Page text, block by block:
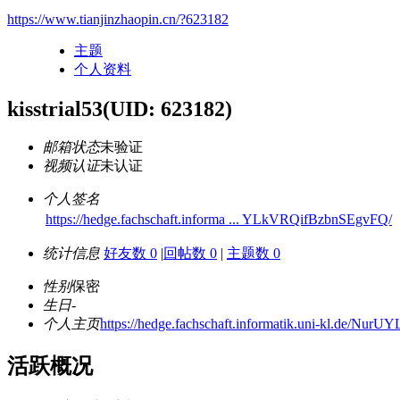
https://www.tianjinzhaopin.cn/?623182
主题
个人资料
kisstrial53(UID: 623182)
邮箱状态未验证
视频认证未认证
个人签名
https://hedge.fachschaft.informa ... YLkVRQifBzbnSEgvFQ/
统计信息 好友数 0 |回帖数 0 | 主题数 0
性别保密
生日-
个人主页https://hedge.fachschaft.informatik.uni-kl.de/
活跃概况